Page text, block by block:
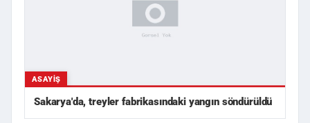
ASAYIŞ
Sakarya'da, treyler fabrikasındaki yangın söndürüldü